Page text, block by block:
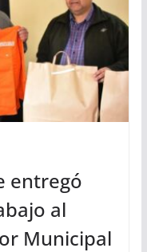
entregó
al
Municipal